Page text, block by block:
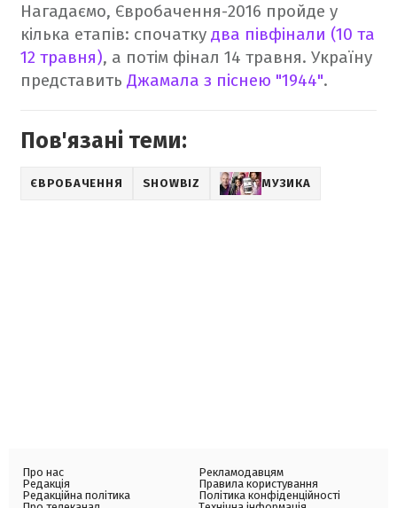
Нагадаємо, Євробачення-2016 пройде у
кілька етапів: спочатку два півфінали (10 та
12 травня), а потім фінал 14 травня. Україну
представить Джамала з піснею "1944".
Пов'язані теми:
ЄВРОБАЧЕННЯ SHOWBIZ МУЗИКА
Про нас
Редакція
Редакційна політика
Рекламодавцям
Правила користування
Політика конфіденційності